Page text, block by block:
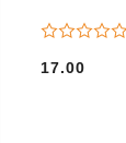
Cena:
17.00